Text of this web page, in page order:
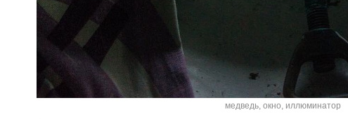
медведь, окно, иллюминатор